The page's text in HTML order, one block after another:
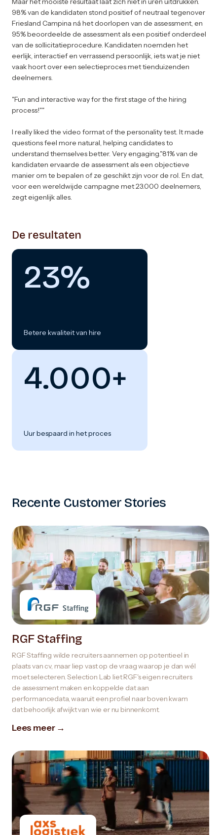
98% van de kandidaten stond positief of neutraal tegenover
Friesland Campina ná het doorlopen van de assessment, en
95% beoordeelde de assessment als een positief onderdeel
van de sollicitatieprocedure. Kandidaten noemden het
eerlijk, interactief en verrassend persoonlijk, iets wat je niet
vaak hoort over een selectieproces met tienduizenden
deelnemers.
"Fun and interactive way for the first stage of the hiring
process!""
I really liked the video format of the personality test. It made
questions feel more natural, helping candidates to
understand themselves better. Very engaging."81% van de
kandidaten ervaarde de assessment als een objectieve
manier om te bepalen of ze geschikt zijn voor de rol. En dat,
voor een wereldwijde campagne met 23.000 deelnemers,
zegt eigenlijk alles.
De resultaten
23%
Betere kwaliteit van hire
4.000+
Uur bespaard in het proces
Recente Customer Stories
RGF Staffing
RGF Staffing wilde recruiters aannemen op potentieel in
plaats van cv, maar liep vast op de vraag waarop je dan wél
moet selecteren. Selection Lab liet RGF's eigen recruiters
de assessment maken en koppelde dat aan
performancedata, waaruit een profiel naar boven kwam
dat behoorlijk afwijkt van wie er nu binnenkomt.
Lees meer →